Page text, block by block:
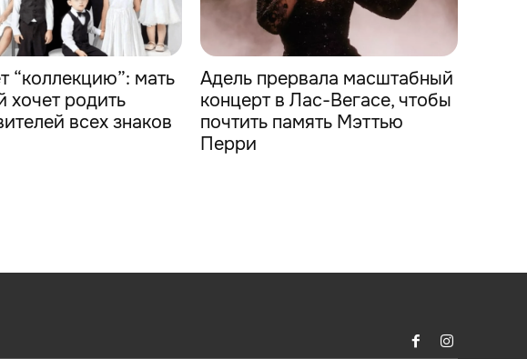
“коллекцию”: мать
хочет родить
всех знаков
Адель прервала масштабный
концерт в Лас-Вегасе, чтобы
почтить память Мэттью
Перри